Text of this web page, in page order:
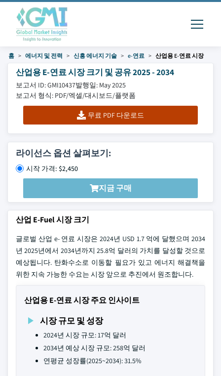
홈 에너지 및 전력 신흥 에너지 기술 e-연료 산업용 E-연료 시장
산업용 E-연료 시장 크기 및 공유 2025 - 2034
보고서 ID: GMI10437발행일: May 2025
보고서 형식: PDF/엑셀/대시보드/플랫폼
무료 PDF 다운로드
라이선스 옵션 살펴보기:
시작 가격: $2,450
지금 구매
산업 E-Fuel 시장 크기
글로벌 산업 e- 연료 시장은 2024년 USD 1.7 억에 달했으며 2034
년 2025년에서 2034년까지 25.8억 달러의 가치를 달성할 것으로
예상됩니다. 탄화수소로 이동할 필요가 있고 에너지 해결책을
위한 지속 가능한 수요는 시장 앞으로 추진에서 원조합니다.
산업용 E-연료 시장 주요 인사이트
시장 규모 및 성장
2024년 시장 규모: 17억 달러
2034년 예상 시장 규모: 258억 달러
연평균 성장률(2025~2034): 31.5%